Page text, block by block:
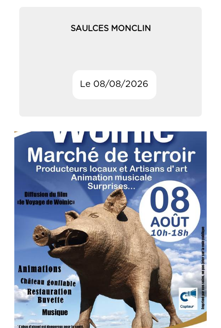
SAULCES MONCLIN
Le 08/08/2026